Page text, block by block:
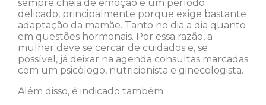
sempre cheia de emoção e um período
delicado, principalmente porque exige bastante
adaptação da mamãe. Tanto no dia a dia quanto
em questões hormonais. Por essa razão, a
mulher deve se cercar de cuidados e, se
possível, já deixar na agenda consultas marcadas
com um psicólogo, nutricionista e ginecologista.
Além disso, é indicado também: